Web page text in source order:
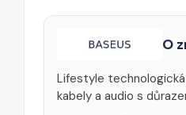
O
Lifestyle
kabely a audio s